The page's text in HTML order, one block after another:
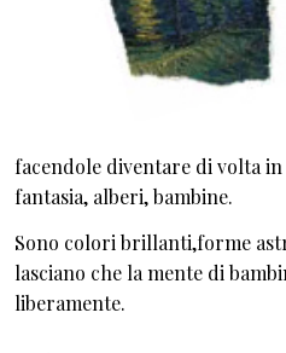
facendole diventare di volta
fantasia, alberi, bambine.
Sono colori brillanti,forme
lasciano che la mente di
liberamente.